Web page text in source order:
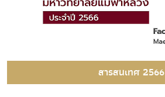
สารสนเทศ 2566